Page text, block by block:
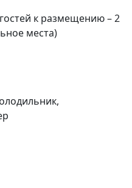
к размещению – 2
места)